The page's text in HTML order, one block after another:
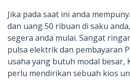
Jika pada saat ini anda
dan uang 50 ribuan di saku
segera anda mulai. Sangat
pulsa elektrik dan pembayaran
usaha yang butuh modal besar,
perlu mendirikan sebuah kios